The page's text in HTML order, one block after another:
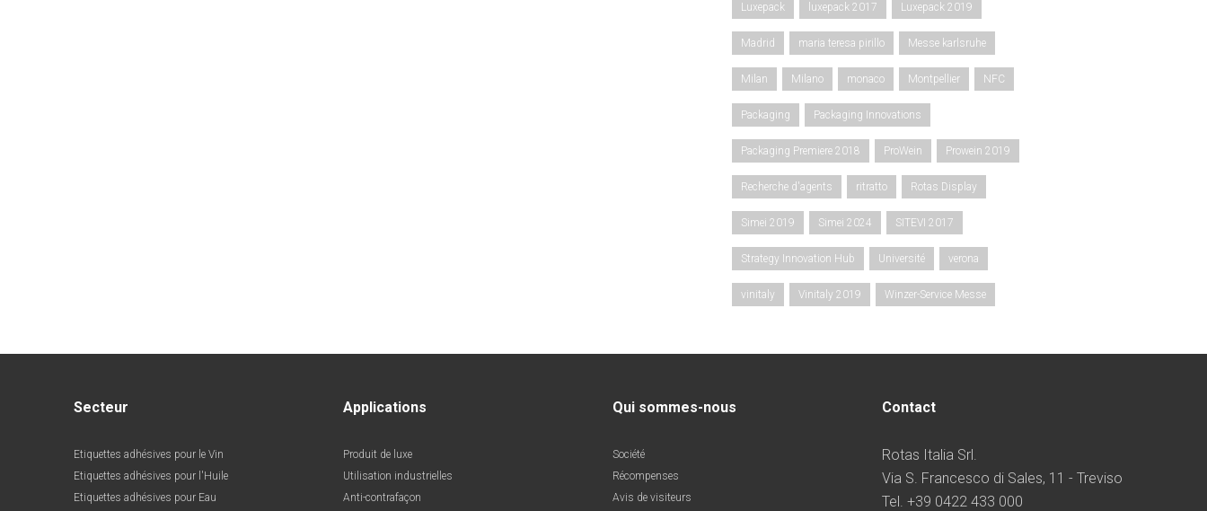
Luxepack luxepack 2017 Luxepack 2019
Madrid maria teresa pirillo Messe karlsruhe
Milan Milano monaco Montpellier NFC
Packaging Packaging Innovations
Packaging Premiere 2018 ProWein Prowein 2019
Recherche d'agents ritratto Rotas Display
Simei 2019 Simei 2024 SITEVI 2017
Strategy Innovation Hub Université verona
vinitaly Vinitaly 2019 Winzer-Service Messe
Secteur
Etiquettes adhésives pour le Vin
Etiquettes adhésives pour l'Huile
Etiquettes adhésives pour Eau
Applications
Produit de luxe
Utilisation industrielles
Anti-contrafaçon
Qui sommes-nous
Société
Récompenses
Avis de visiteurs
Contact
Rotas Italia Srl.
Via S. Francesco di Sales, 11 - Treviso
Tel. +39 0422 433 000